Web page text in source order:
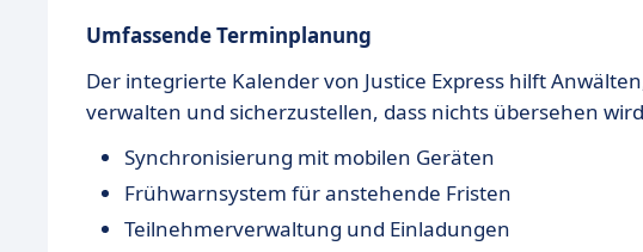
Umfassende Terminplanung
Der integrierte Kalender von Justice Express hilft
verwalten und sicherzustellen, dass nichts übersehen
Synchronisierung mit mobilen Geräten
Frühwarnsystem für anstehende Fristen
Teilnehmerverwaltung und Einladungen